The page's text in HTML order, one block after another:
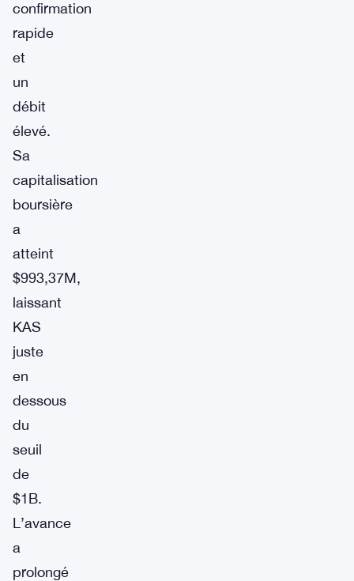
confirmation
rapide
et
un
débit
élevé.
Sa
capitalisation
boursière
a
atteint
$993,37M,
laissant
KAS
juste
en
dessous
du
seuil
de
$1B.
L’avance
a
prolongé